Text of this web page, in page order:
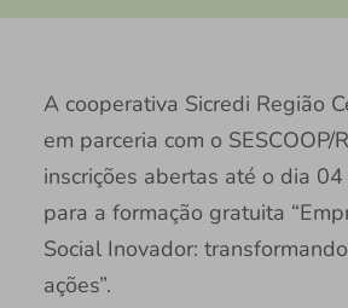
A cooperativa Sicredi Região
em parceria com o SESCOOP/
inscrições abertas até o dia
para a formação gratuita
Social Inovador:
ações”.